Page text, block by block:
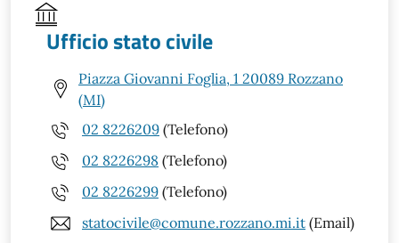
Ufficio stato civile
Piazza Giovanni Foglia, 1 20089 Rozzano
(MI)
02 8226209 (Telefono)
02 8226298 (Telefono)
02 8226299 (Telefono)
statocivile@comune.rozzano.mi.it (Email)